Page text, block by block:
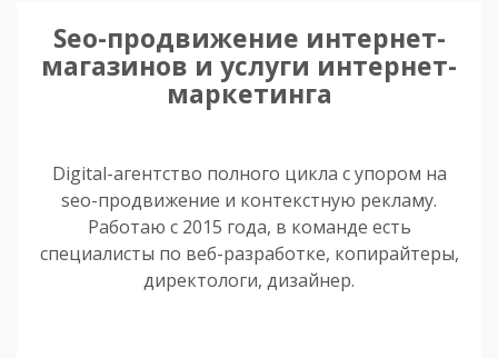
Seo-продвижение интернет-
магазинов и услуги интернет-
маркетинга
Digital-агентство полного цикла с упором на
seo-продвижение и контекстную рекламу.
Работаю с 2015 года, в команде есть
специалисты по веб-разработке, копирайтеры,
директологи, дизайнер.